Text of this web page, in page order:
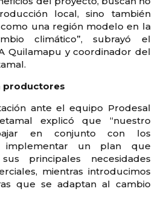
local, sino también
una región modelo en la
climático”, subrayó el
Quilamapu y coordinador del
productores
ante el equipo Prodesal
explicó que “nuestro
en conjunto con los
implementar un plan que
principales necesidades
mientras introducimos
que se adaptan al cambio